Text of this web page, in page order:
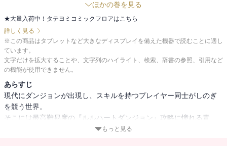
ほかの巻を見る
★大量入荷中！タテヨミコミックフロアはこちら
詳しく見る
※この商品はタブレットなど大きなディスプレイを備えた機器で読むことに適し
ています。
文字だけを拡大することや、文字列のハイライト、検索、辞書の参照、引用など
の機能が使用できません。
あらすじ
現代にダンジョンが出現し、スキルを持つプレイヤー同士がしのぎ
を競う世界。
そこには最高難易度の『ルルハートダンジョン』攻略に憧れる青
もっと見る